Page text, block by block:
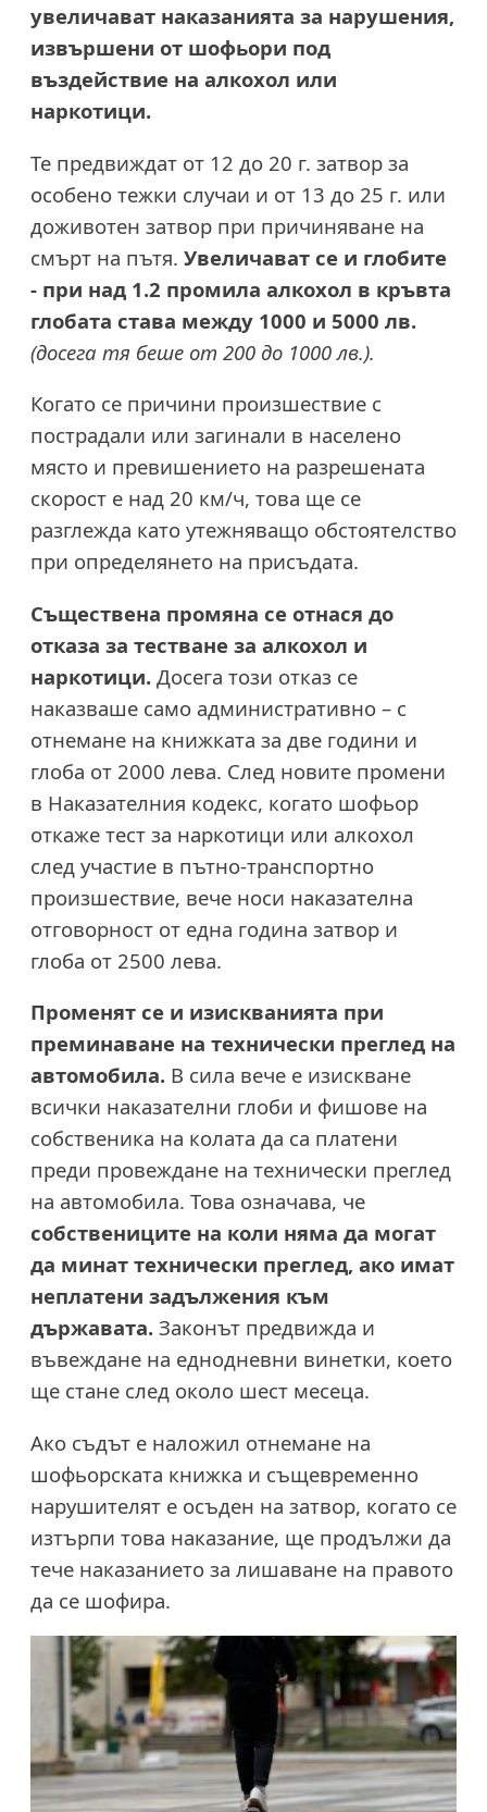
увеличават наказанията за нарушения,
извършени от шофьори под
въздействие на алкохол или
наркотици.
Те предвиждат от 12 до 20 г. затвор за
особено тежки случаи и от 13 до 25 г. или
доживотен затвор при причиняване на
смърт на пътя. Увеличават се и глобите
- при над 1.2 промила алкохол в кръвта
глобата става между 1000 и 5000 лв.
(досега тя беше от 200 до 1000 лв.).
Когато се причини произшествие с
пострадали или загинали в населено
място и превишението на разрешената
скорост е над 20 км/ч, това ще се
разглежда като утежняващо обстоятелство
при определянето на присъдата.
Съществена промяна се отнася до
отказа за тестване за алкохол и
наркотици. Досега този отказ се
наказваше само административно – с
отнемане на книжката за две години и
глоба от 2000 лева. След новите промени
в Наказателния кодекс, когато шофьор
откаже тест за наркотици или алкохол
след участие в пътно-транспортно
произшествие, вече носи наказателна
отговорност от една година затвор и
глоба от 2500 лева.
Променят се и изискванията при
преминаване на технически преглед на
автомобила. В сила вече е изискване
всички наказателни глоби и фишове на
собственика на колата да са платени
преди провеждане на технически преглед
на автомобила. Това означава, че
собствениците на коли няма да могат
да минат технически преглед, ако имат
неплатени задължения към
държавата. Законът предвижда и
въвеждане на еднодневни винетки, което
ще стане след около шест месеца.
Ако съдът е наложил отнемане на
шофьорската книжка и същевременно
нарушителят е осъден на затвор, когато се
изтърпи това наказание, ще продължи да
тече наказанието за лишаване на правото
да се шофира.